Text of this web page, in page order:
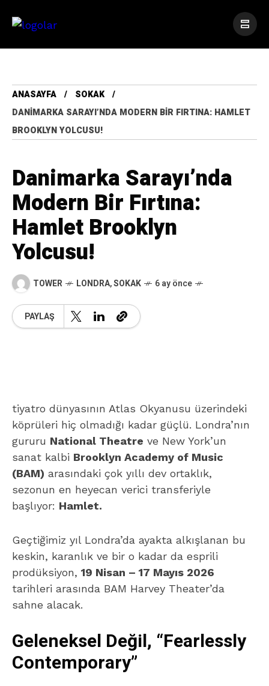
ANASAYFA
SOKAK
DANIMARKA SARAYI’NDA MODERN BIR FIRTINA: HAMLET
BROOKLYN YOLCUSU!
Danimarka Sarayı’nda
Modern Bir Fırtına:
Hamlet Brooklyn
Yolcusu!
TOWER LONDRA,SOKAK 6 ay önce
PAYLAŞ
tiyatro dünyasının Atlas Okyanusu üzerindeki
köprüleri hiç olmadığı kadar güçlü. Londra’nın
gururu National Theatre ve New York’un
sanat kalbi Brooklyn Academy of Music
(BAM) arasındaki çok yıllı dev ortaklık,
sezonun en heyecan verici transferiyle
başlıyor: Hamlet.
Geçtiğimiz yıl Londra’da ayakta alkışlanan bu
keskin, karanlık ve bir o kadar da esprili
prodüksiyon, 19 Nisan – 17 Mayıs 2026
tarihleri arasında BAM Harvey Theater’da
sahne alacak.
Geleneksel Değil, “Fearlessly
Contemporary”